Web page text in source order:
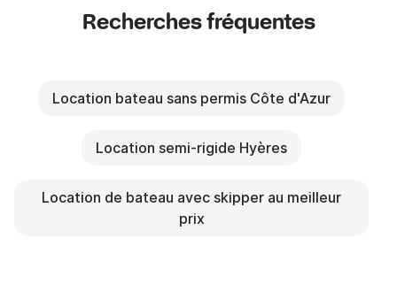
Recherches fréquentes
Location bateau sans permis Côte d'Azur
Location semi-rigide Hyères
Location de bateau avec skipper au meilleur
prix